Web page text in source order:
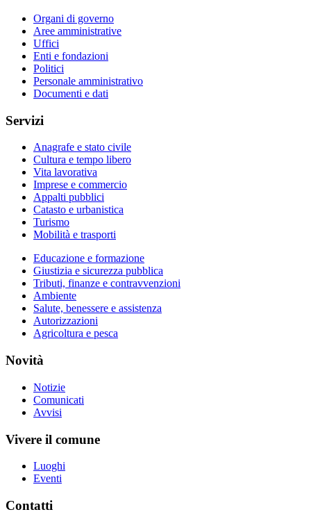
Organi di governo
Aree amministrative
Uffici
Enti e fondazioni
Politici
Personale amministrativo
Documenti e dati
Servizi
Anagrafe e stato civile
Cultura e tempo libero
Vita lavorativa
Imprese e commercio
Appalti pubblici
Catasto e urbanistica
Turismo
Mobilità e trasporti
Educazione e formazione
Giustizia e sicurezza pubblica
Tributi, finanze e contravvenzioni
Ambiente
Salute, benessere e assistenza
Autorizzazioni
Agricoltura e pesca
Novità
Notizie
Comunicati
Avvisi
Vivere il comune
Luoghi
Eventi
Contatti